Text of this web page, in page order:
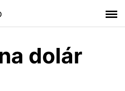
dolár